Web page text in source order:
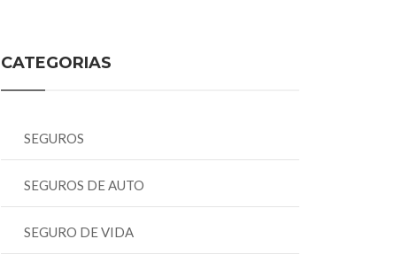
CATEGORIAS
SEGUROS
SEGUROS DE AUTO
SEGURO DE VIDA